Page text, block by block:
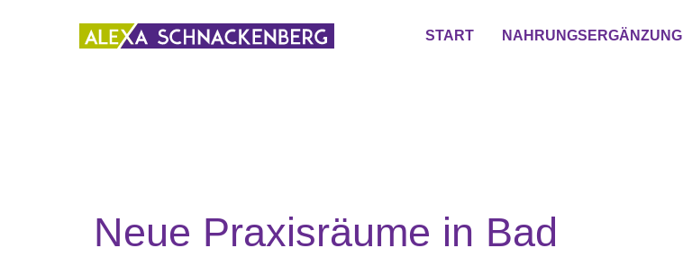
START NAHRUNGSERGÄNZUNG
Neue Praxisräume in Bad